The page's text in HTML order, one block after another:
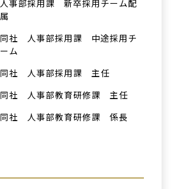
人事部採用課 新卒採用チーム配
属
同社 人事部採用課 中途採用チ
ーム
同社 人事部採用課 主任
同社 人事部教育研修課 主任
同社 人事部教育研修課 係長